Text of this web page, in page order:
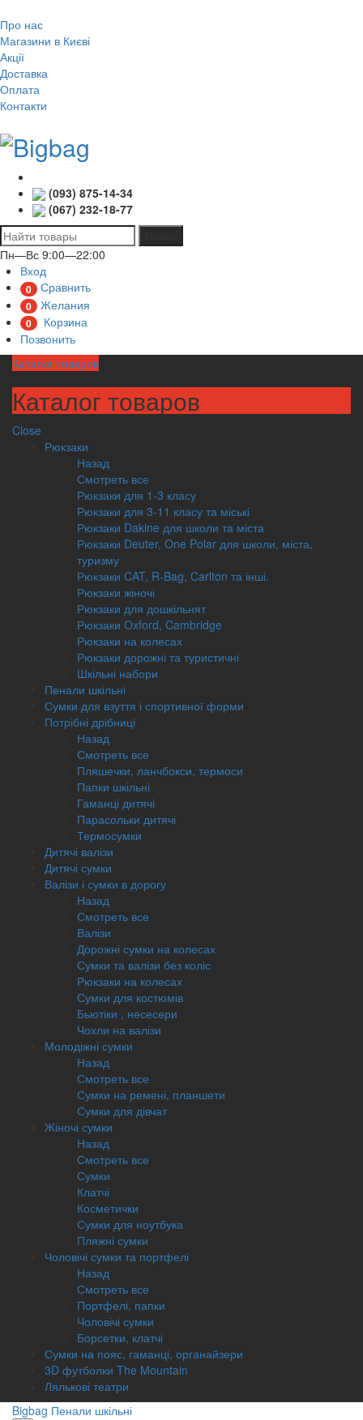
Про нас
Магазини в Києві
Акції
Доставка
Оплата
Контакти
(093) 875-14-34
(067) 232-18-77
Пн—Вс 9:00—22:00
Вход
0 Сравнить
0 Желания
0
Корзина
Позвонить
Каталог товаров
Каталог товаров
Close
Рюкзаки
Назад
Смотреть все
Рюкзаки для 1-3 класу
Рюкзаки для 3-11 класу та міські
Рюкзаки Dakine для школи та міста
Рюкзаки Deuter, One Polar для школи, міста,
туризму
Рюкзаки CAT, R-Bag, Carlton та інші.
Рюкзаки жіночі
Рюкзаки для дошкільнят
Рюкзаки Oxford, Cambridge
Рюкзаки на колесах
Рюкзаки дорожні та туристичні
Шкільні набори
Пенали шкільні
Сумки для взуття і спортивної форми
Потрібні дрібниці
Назад
Смотреть все
Пляшечки, ланчбокси, термоси
Папки шкільні
Гаманці дитячі
Парасольки дитячі
Термосумки
Дитячі валізи
Дитячі сумки
Валізи і сумки в дорогу
Назад
Смотреть все
Валізи
Дорожні сумки на колесах
Сумки та валізи без коліс
Рюкзаки на колесах
Сумки для костюмів
Бьютіки , несесери
Чохли на валізи
Молодіжні сумки
Назад
Смотреть все
Сумки на ремені, планшети
Сумки для дівчат
Жіночі сумки
Назад
Смотреть все
Сумки
Клатчі
Косметички
Сумки для ноутбука
Пляжні сумки
Чоловічі сумки та портфелі
Назад
Смотреть все
Портфелі, папки
Чоловічі сумки
Борсетки, клатчі
Сумки на пояс, гаманці, органайзери
3D футболки The Mountain
Лялькові театри
Bigbag Пенали шкільні